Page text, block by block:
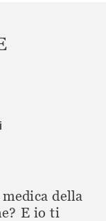
della
E io ti